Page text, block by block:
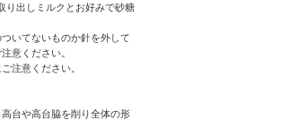
り出しミルクとお好みで砂糖
いてないものか針を外して
意ください。
注意ください。
台や高台脇を削り全体の形